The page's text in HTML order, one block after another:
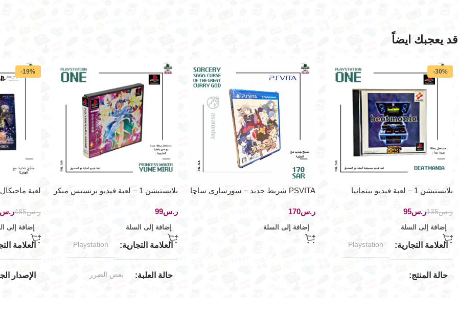
قد يعجبك ايضاً
-30%
بلايستيشن 1 – لعبة فيديو بيتمانيا
ر.س135ر.س95
إضافة إلى السلة
العلامة التجارية Playstation
حالة المنتج
PSVITA شريط جديد – سورساري ساچا
ر.س
إضافة إلى السلة
بلايستيشن 1 – لعبة فيديو برنسيس ميكر
ر.س
إضافة إلى السلة
العلامة التجارية Playstation
حالة العلبة بعض الضرر
-19%
لعبة
ر.س485
إضافة إلى
العلامة
الإصدار